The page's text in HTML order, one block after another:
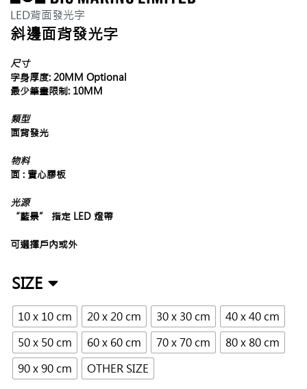
LED背面發光字
斜邊面背發光字
尺寸
字身厚度: 20MM Optional
最少筆畫限制: 10MM
類型
面背發光
物料
面 : 實心膠板
光源
“藍景” 指定 LED 燈帶
可選擇戶內或外
SIZE
10 x 10 cm 20 x 20 cm 30 x 30 cm
40 x 40 cm
50 x 50 cm
60 x 60 cm 70 x 70 cm
80 x 80 cm
90 x 90 cm
OTHER SIZE